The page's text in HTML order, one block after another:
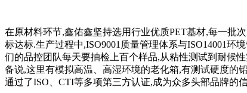
在原材料环节,鑫佑鑫坚持选用行业优质PET基材,每一批
标达标.生产过程中,ISO9001质量管理体系与ISO14001
们的品控团队每天要抽检上百个样品,从粘性测试到耐候
备说,这里有模拟高温、高湿环境的老化箱,有测试硬度
通过了ISO、CTI等多项第三方认证,成为众多头部品牌的